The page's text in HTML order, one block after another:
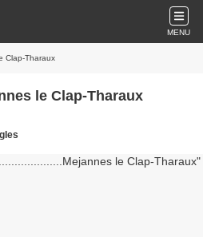
MENU
Clap-Tharaux
le Clap-Tharaux